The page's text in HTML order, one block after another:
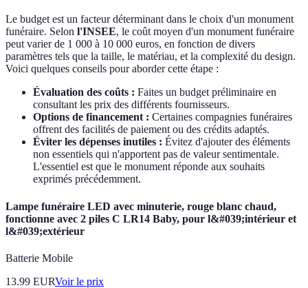
Le budget est un facteur déterminant dans le choix d'un monument
funéraire. Selon l'INSEE, le coût moyen d'un monument funéraire
peut varier de 1 000 à 10 000 euros, en fonction de divers
paramètres tels que la taille, le matériau, et la complexité du design.
Voici quelques conseils pour aborder cette étape :
Évaluation des coûts : Faites un budget préliminaire en
consultant les prix des différents fournisseurs.
Options de financement : Certaines compagnies funéraires
offrent des facilités de paiement ou des crédits adaptés.
Éviter les dépenses inutiles : Évitez d'ajouter des éléments
non essentiels qui n'apportent pas de valeur sentimentale.
L'essentiel est que le monument réponde aux souhaits
exprimés précédemment.
Lampe funéraire LED avec minuterie, rouge blanc chaud,
fonctionne avec 2 piles C LR14 Baby, pour l&#039;intérieur et
l&#039;extérieur
Batterie Mobile
13.99 EURVoir le prix